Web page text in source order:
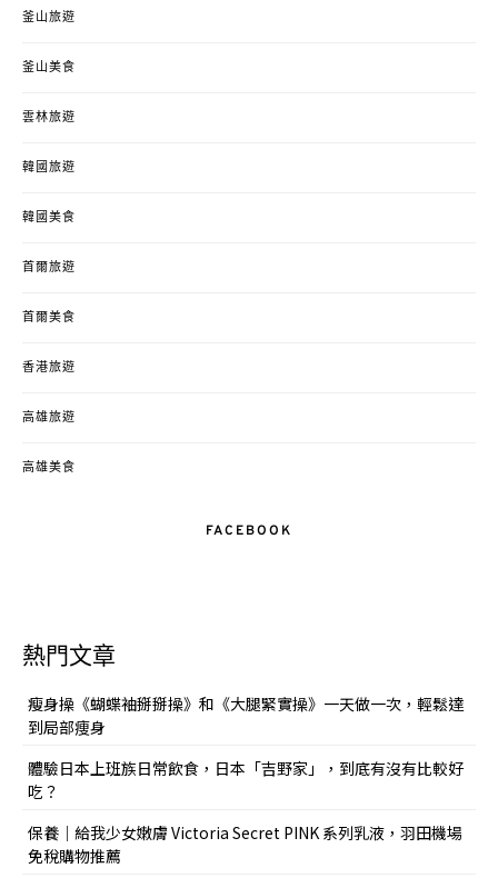
釜山旅遊
釜山美食
雲林旅遊
韓國旅遊
韓國美食
首爾旅遊
首爾美食
香港旅遊
高雄旅遊
高雄美食
FACEBOOK
熱門文章
瘦身操《蝴蝶袖掰掰操》和《大腿緊實操》一天做一次，輕鬆達
到局部痩身
體驗日本上班族日常飲食，日本「吉野家」，到底有沒有比較好
吃？
保養｜給我少女嫩膚 Victoria Secret PINK 系列乳液，羽田機場
免稅購物推薦